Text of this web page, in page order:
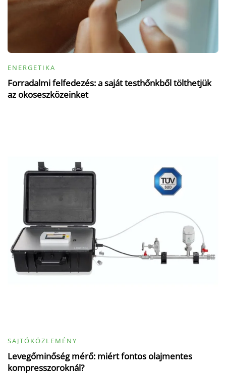
ENERGETIKA
Forradalmi felfedezés: a saját testhőnkből tölthetjük
az okoseszközeinket
SAJTÓKÖZLEMÉNY
Levegőminőség mérő: miért fontos olajmentes
kompresszoroknál?